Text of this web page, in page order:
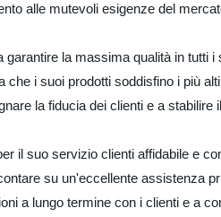
alle mutevoli esigenze del
garantire la massima qualità in tutti
che i suoi prodotti soddisfino i più
la fiducia dei clienti e a
il suo servizio clienti affidabile e
su un'eccellente assistenza
a lungo termine con i clienti e a